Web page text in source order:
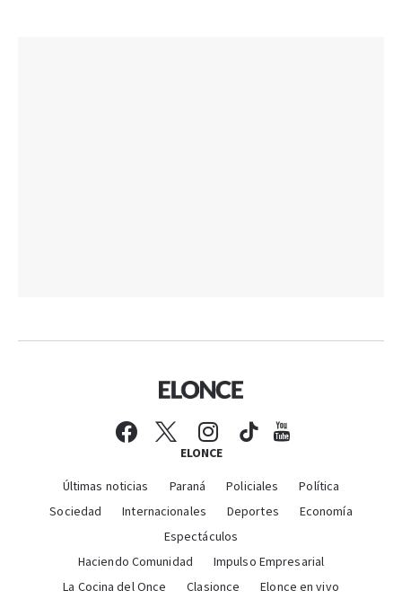
ELONCE
Últimas noticias Paraná Policiales
Política
Sociedad
Internacionales Deportes
Economía
Espectáculos
Haciendo Comunidad
Impulso Empresarial
La Cocina del Once
Clasionce Elonce en vivo